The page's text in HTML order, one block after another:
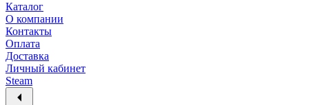
Каталог
О компании
Контакты
Оплата
Доставка
Личный кабинет
Steam